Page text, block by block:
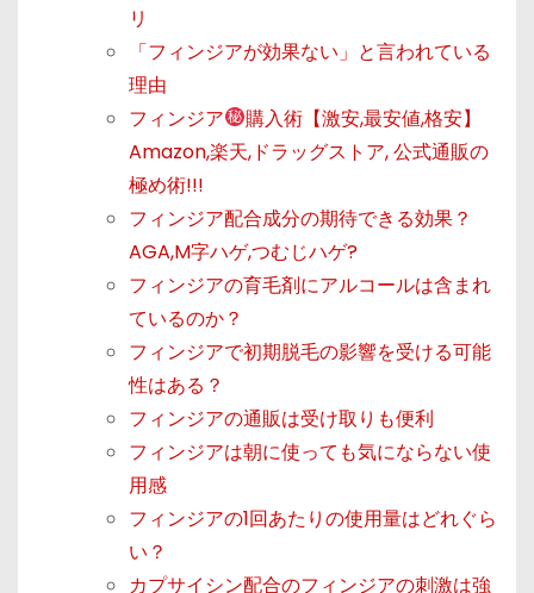
リ
「フィンジアが効果ない」と言われている
理由
フィンジア
購入術【激安,最安値,格安】
Amazon,楽天,ドラッグストア, 公式通販の
極め術!!!
フィンジア配合成分の期待できる効果？
AGA,M字ハゲ,つむじハゲ?
フィンジアの育毛剤にアルコールは含まれ
ているのか？
フィンジアで初期脱毛の影響を受ける可能
性はある？
フィンジアの通販は受け取りも便利
フィンジアは朝に使っても気にならない使
用感
フィンジアの1回あたりの使用量はどれぐら
い？
カプサイシン配合のフィンジアの刺激は強